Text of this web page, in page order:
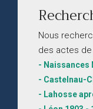
Nous
des actes de
- Naissances
- Castelnau-
- Lahosse